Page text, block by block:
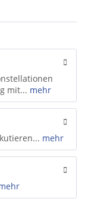
mit... mehr
mehr